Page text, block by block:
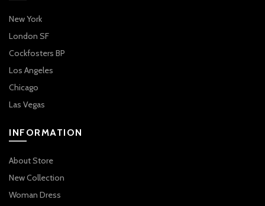
New York
London SF
Cockfosters BP
Los Angeles
Chicago
Las Vegas
INFORMATION
About Store
New Collection
Woman Dress